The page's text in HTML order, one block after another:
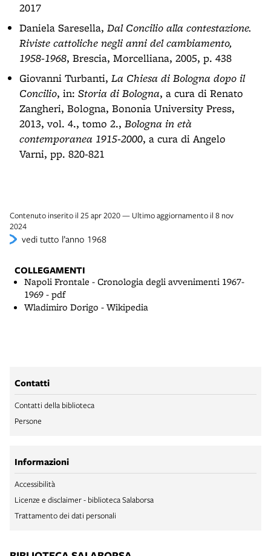
2017
Daniela Saresella, Dal Concilio alla contestazione.
Riviste cattoliche negli anni del cambiamento,
1958-1968, Brescia, Morcelliana, 2005, p. 438
Giovanni Turbanti, La Chiesa di Bologna dopo il
Concilio, in: Storia di Bologna, a cura di Renato
Zangheri, Bologna, Bononia University Press,
2013, vol. 4., tomo 2., Bologna in età
contemporanea 1915-2000, a cura di Angelo
Varni, pp. 820-821
Contenuto inserito il 25 apr 2020 — Ultimo aggiornamento il 8 nov
2024
vedi tutto l’anno 1968
COLLEGAMENTI
Napoli Frontale - Cronologia degli avvenimenti 1967-
1969 - pdf
Wladimiro Dorigo - Wikipedia
Contatti
Contatti della biblioteca
Persone
Informazioni
Accessibilità
Licenze e disclaimer - biblioteca Salaborsa
Trattamento dei dati personali